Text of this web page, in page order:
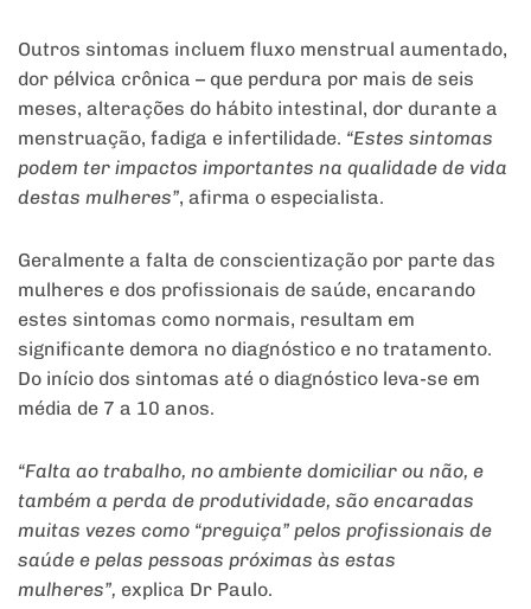
Outros sintomas incluem fluxo menstrual aumentado,
dor pélvica crônica – que perdura por mais de seis
meses, alterações do hábito intestinal, dor durante a
menstruação, fadiga e infertilidade. “Estes sintomas
podem ter impactos importantes na qualidade de vida
destas mulheres”, afirma o especialista.
Geralmente a falta de conscientização por parte das
mulheres e dos profissionais de saúde, encarando
estes sintomas como normais, resultam em
significante demora no diagnóstico e no tratamento.
Do início dos sintomas até o diagnóstico leva-se em
média de 7 a 10 anos.
“Falta ao trabalho, no ambiente domiciliar ou não, e
também a perda de produtividade, são encaradas
muitas vezes como “preguiça” pelos profissionais de
saúde e pelas pessoas próximas às estas
mulheres”, explica Dr Paulo.